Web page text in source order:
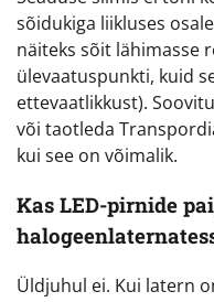
sõidukiga liikluses
näiteks sõit lähimasse
ülevaatuspunkti, kuid
ettevaatlikkust).
või taotleda
kui see on võimalik.
Kas LED-pirnide
Üldjuhul ei. Kui latern